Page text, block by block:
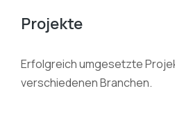
Projekte
Erfolgreich umgesetzte
verschiedenen Branchen.